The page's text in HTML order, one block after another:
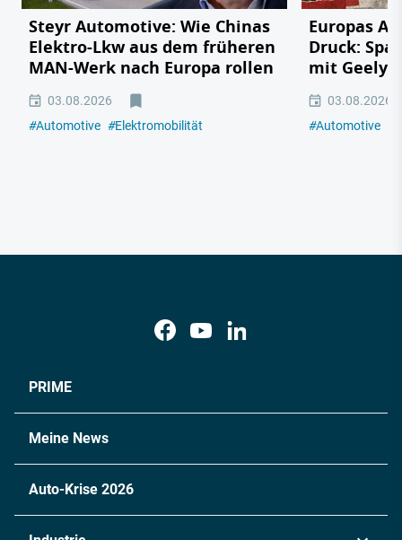
Steyr Automotive: Wie Chinas
Elektro-Lkw aus dem früheren
MAN-Werk nach Europa rollen
03.08.2026
#Automotive #Elektromobilität
Europas
Druck:
mit Geely,
03.08.2026
#Automotive
PRIME
Meine News
Auto-Krise 2026